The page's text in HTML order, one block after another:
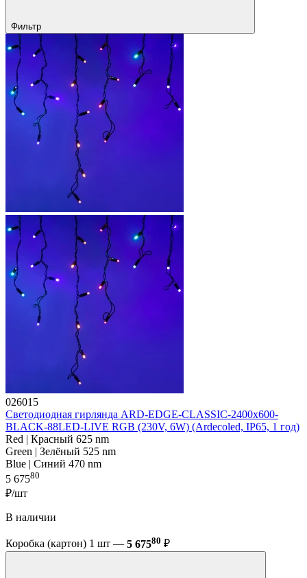
Фильтр
026015
Светодиодная гирлянда ARD-EDGE-CLASSIC-2400x600-
BLACK-88LED-LIVE RGB (230V, 6W) (Ardecoled, IP65, 1 год)
Red | Красный 625 nm
Green | Зелёный 525 nm
Blue | Синий 470 nm
5 67580
₽/шт
В наличии
Коробка (картон) 1 шт — 5 67580 ₽